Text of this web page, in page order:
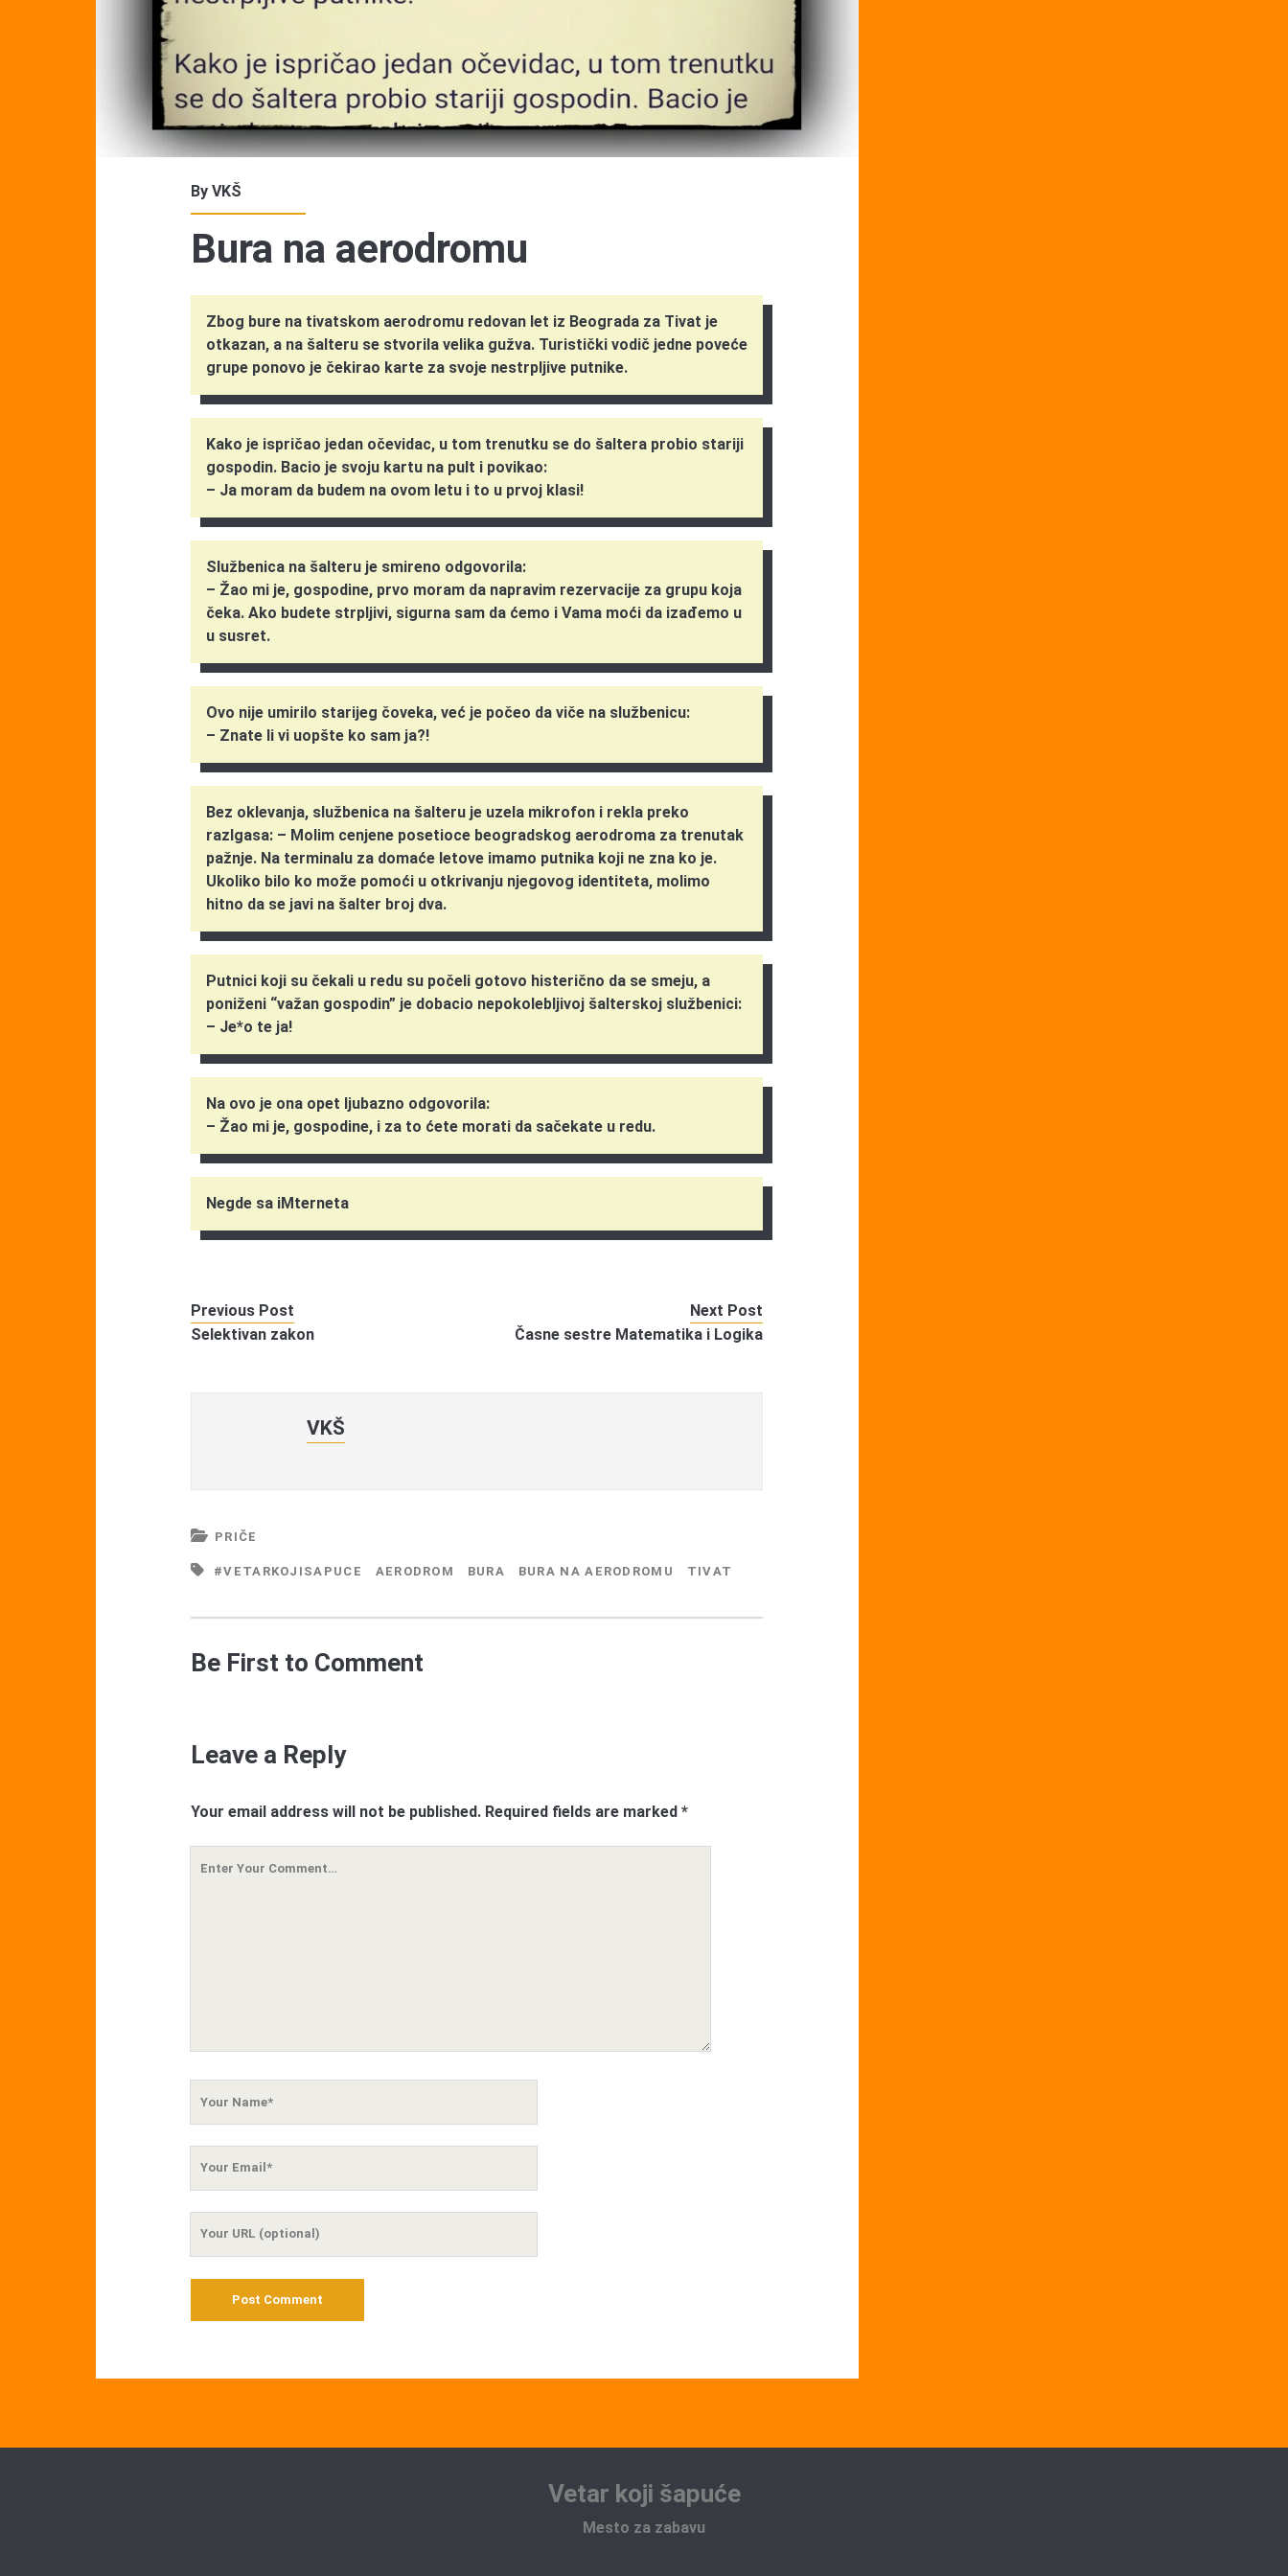
ByVKŠ
Bura na aerodromu
Zbog bure na tivatskom aerodromu redovan let iz Beograda za Tivat je
otkazan, a na šalteru se stvorila velika gužva. Turistički vodič jedne poveće
grupe ponovo je čekirao karte za svoje nestrpljive putnike.
Kako je ispričao jedan očevidac, u tom trenutku se do šaltera probio stariji
gospodin. Bacio je svoju kartu na pult i povikao:
– Ja moram da budem na ovom letu i to u prvoj klasi!
Službenica na šalteru je smireno odgovorila:
– Žao mi je, gospodine, prvo moram da napravim rezervacije za grupu koja
čeka. Ako budete strpljivi, sigurna sam da ćemo i Vama moći da izađemo u
u susret.
Ovo nije umirilo starijeg čoveka, već je počeo da viče na službenicu:
– Znate li vi uopšte ko sam ja?!
Bez oklevanja, službenica na šalteru je uzela mikrofon i rekla preko
razlgasa: – Molim cenjene posetioce beogradskog aerodroma za trenutak
pažnje. Na terminalu za domaće letove imamo putnika koji ne zna ko je.
Ukoliko bilo ko može pomoći u otkrivanju njegovog identiteta, molimo
hitno da se javi na šalter broj dva.
Putnici koji su čekali u redu su počeli gotovo histerično da se smeju, a
poniženi “važan gospodin” je dobacio nepokolebljivoj šalterskoj službenici:
– Je*o te ja!
Na ovo je ona opet ljubazno odgovorila:
– Žao mi je, gospodine, i za to ćete morati da sačekate u redu.
Negde sa iMterneta
Previous Post
Selektivan zakon
Next Post
Časne sestre Matematika i Logika
VKŠ
PRIČE
#VETARKOJISAPUCE AERODROM BURA BURA NA AERODROMU TIVAT
Be First to Comment
Leave a Reply
Your email address will not be published. Required fields are marked*
Vetar koji šapuće
Mesto za zabavu